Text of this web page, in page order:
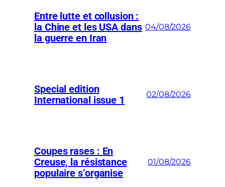
Entre lutte et collusion :
la Chine et les USA dans
la guerre en Iran
04/08/2026
Special edition
International issue 1
02/08/2026
Coupes rases : En
Creuse, la résistance
populaire s’organise
01/08/2026